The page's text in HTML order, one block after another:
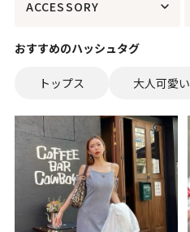
ACCESSORY
おすすめのハッシュタグ
トップス 大人可愛い